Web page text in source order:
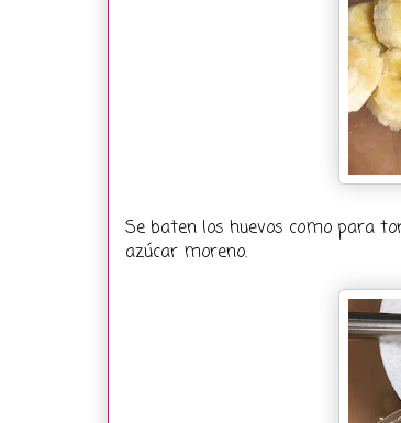
Se baten los huevos como para
azúcar moreno.